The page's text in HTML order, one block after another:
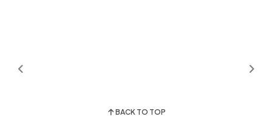
BACK TO TOP